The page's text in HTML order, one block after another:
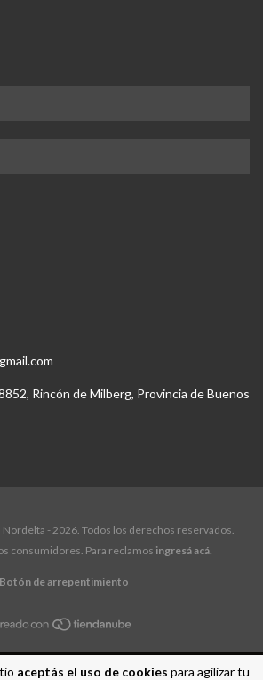
aceptás el uso de cookies para agilizar tu
Rincón de Milberg, Provincia de Buenos
Nordelta - 2026. Todos los derechos reservados.
consumidores. Para reclamos ingresá acá.
Botón de arrepentimiento